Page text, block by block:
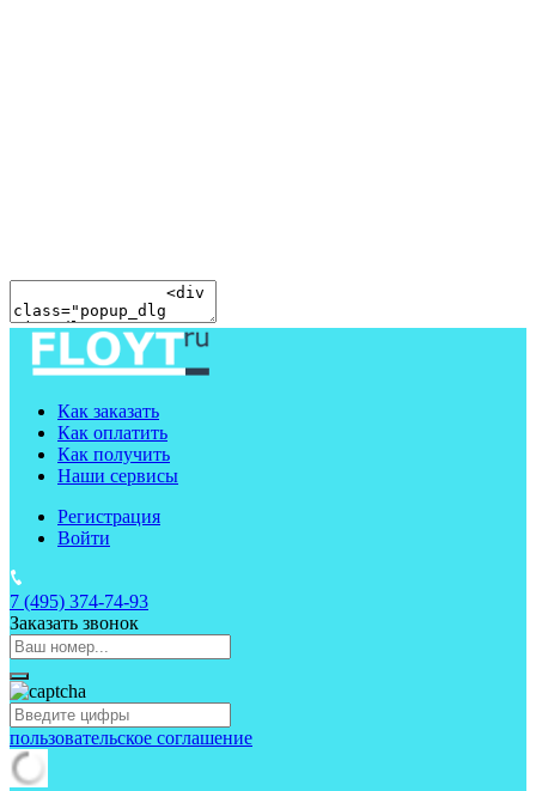
Как заказать
Как оплатить
Как получить
Наши сервисы
Регистрация
Войти
7 (495) 374-74-93
Заказать звонок
пользовательское соглашение